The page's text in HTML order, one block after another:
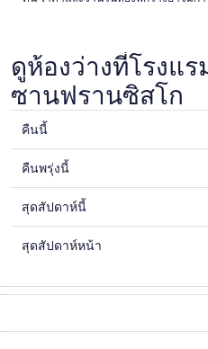
ดูห้องว่างที่โรงแ
ซานฟรานซิสโก
ดูรา
คา
ที่พัก
ใน
ดาวน์
ทาวน์
สำหรับ
นี้,
คืนนี้
ดูรา
คา
ที่พัก
ใน
ดาวน์
ทาวน์
สำหรับ
คืนพรุ่งนี้
ดูรา
คา
ที่พัก
ดาวน์
สุดสัปดาห์นี้
ดูรา
ที่พัก
ดาวน์
สุดสัปดาห์หน้า